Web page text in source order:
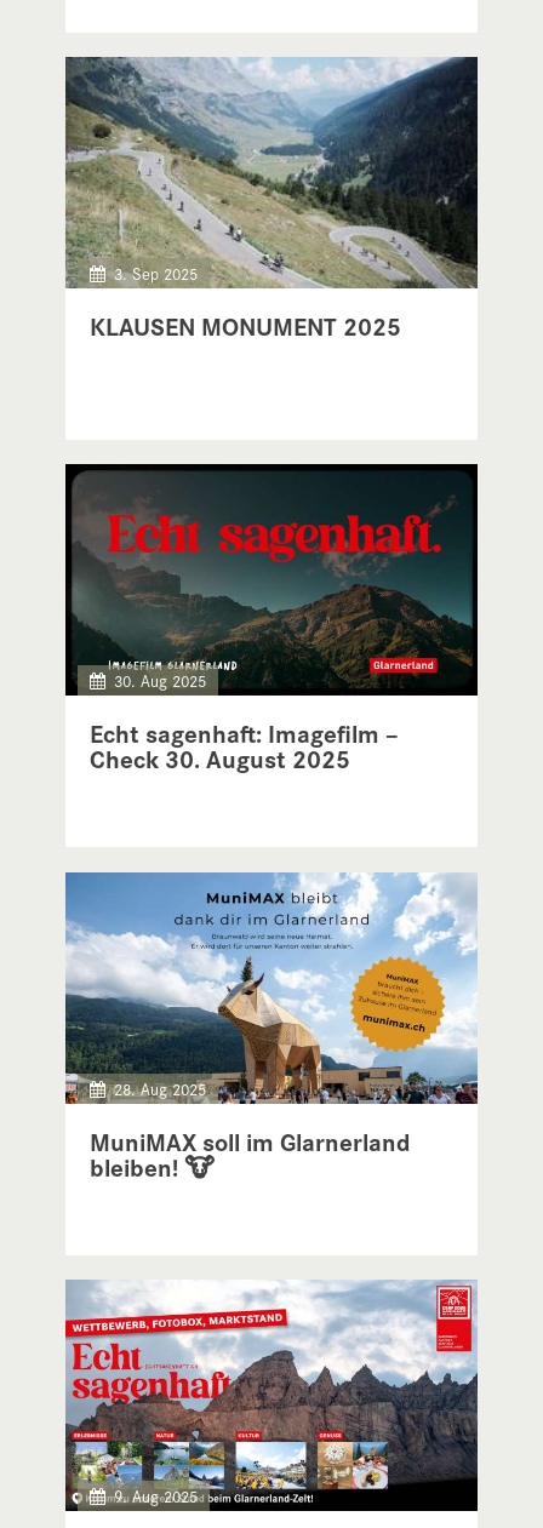
KLAUSEN MONUMENT 2025
3. Sep 2025
Echt sagenhaft: Imagefilm –
Check 30. August 2025
30. Aug 2025
MuniMAX soll im Glarnerland
bleiben! 🐮
28. Aug 2025
9. Aug 2025